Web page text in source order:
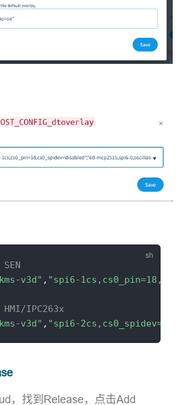
v3d" , "spi6-
HMI/IPC263x
v3d" , "spi6-
，找到Release，点击Add